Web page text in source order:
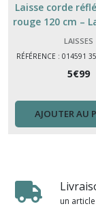
Laisse corde
rouge 120 cm –
avec poignée
LAISSES
RÉFÉRENCE : 014591
5€99
AJOUTER AU
un